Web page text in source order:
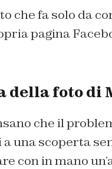
che fa solo da
pagina
della foto di
che il
una scoperta
con in mano